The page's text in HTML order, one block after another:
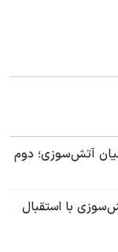
آتش‌سوزی؛ دوم
با استقبال